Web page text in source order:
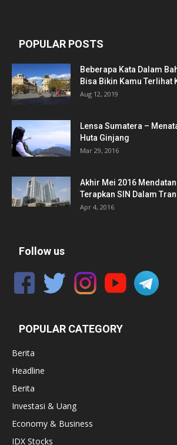
POPULAR POSTS
Beberapa Kata Dalam
Bisa Bikin Kamu Terlihat
Aug 12, 2019
Lensa Sumatera –
Huta Ginjang
Mar 29, 2016
Akhir Mei 2016
Terapkan SIN Dalam
Apr 4, 2016
Follow us
POPULAR CATEGORY
Berita
Headline
Berita
Investasi & Uang
Economy & Business
IDX Stocks